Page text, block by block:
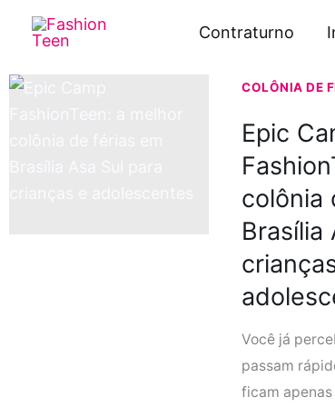
para
conteúdo
Contraturno
COLÔNIA DE
Epic
colônia
Brasília
Você já
passam
ficam